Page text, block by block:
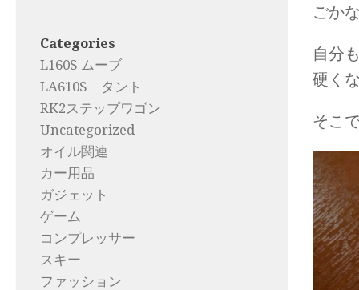
ごか
自分
硬く
そこ
Categories
L160S ムーブ
LA610S タント
RK2ステップワゴン
Uncategorized
オイル関連
カー用品
ガジェット
ゲーム
コンプレッサー
スキー
ファッション